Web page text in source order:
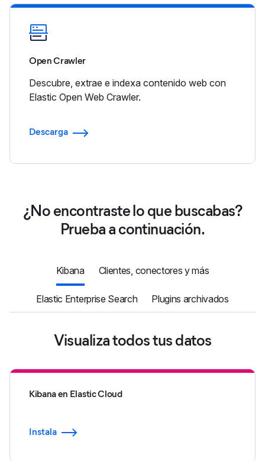
Open Crawler
Descubre, extrae e indexa contenido web con
Elastic Open Web Crawler.
Descarga
¿No encontraste lo que buscabas?
Prueba a continuación.
Kibana Clientes, conectores y más
Elastic Enterprise Search Plugins archivados
Visualiza todos tus datos
Kibana en Elastic Cloud
Instala